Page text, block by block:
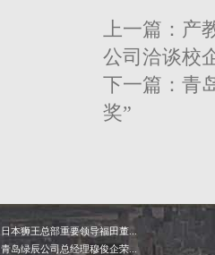
上一篇： 产
公司洽谈校
下一篇： 青
奖”
日本狮王总部重要领导福田董...
青岛绿辰公司总经理穆俊企荣...